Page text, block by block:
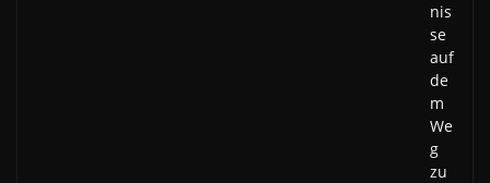
nis
se
auf
de
m
We
g
zu